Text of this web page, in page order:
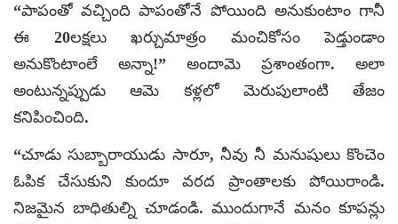
“పాపంతో వచ్చింది పాపంతోనే పోయింది అనుకుంటాం గానీ
ఈ 20లక్షలు ఖర్చుమాత్రం మంచికోసం పెడ్తుండాం
అనుకొంటాంలే అన్నా!” అందామె ప్రశాంతంగా. అలా
అంటున్నప్పుడు ఆమె కళ్లలో మెరుపులాంటి తేజం
కనిపించింది.
“చూడు సుబ్బారాయుడు సారూ, నీవు నీ మనుషులు కొంచెం
ఓపిక చేసుకుని కుందూ వరద ప్రాంతాలకు పోయిరాండి.
నిజమైన బాధితుల్ని చూడండి. ముందుగానే మనం కూపన్లు